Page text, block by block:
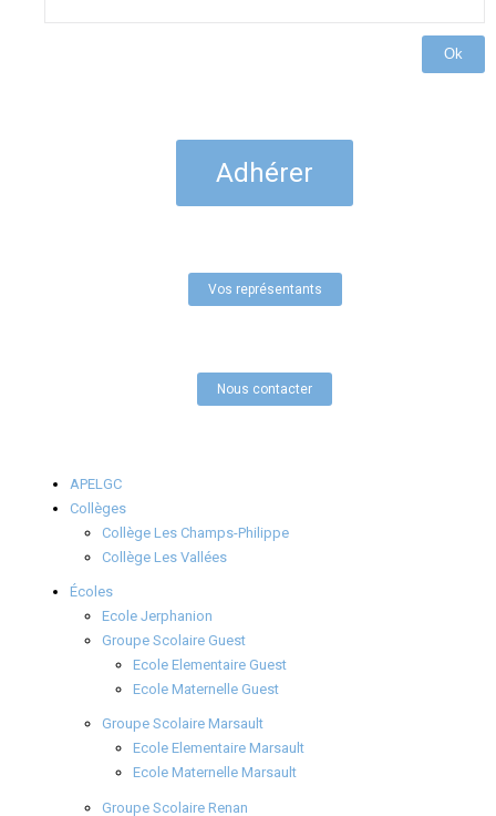
Ok
Adhérer
Vos représentants
Nous contacter
APELGC
Collèges
Collège Les Champs-Philippe
Collège Les Vallées
Écoles
Ecole Jerphanion
Groupe Scolaire Guest
Ecole Elementaire Guest
Ecole Maternelle Guest
Groupe Scolaire Marsault
Ecole Elementaire Marsault
Ecole Maternelle Marsault
Groupe Scolaire Renan